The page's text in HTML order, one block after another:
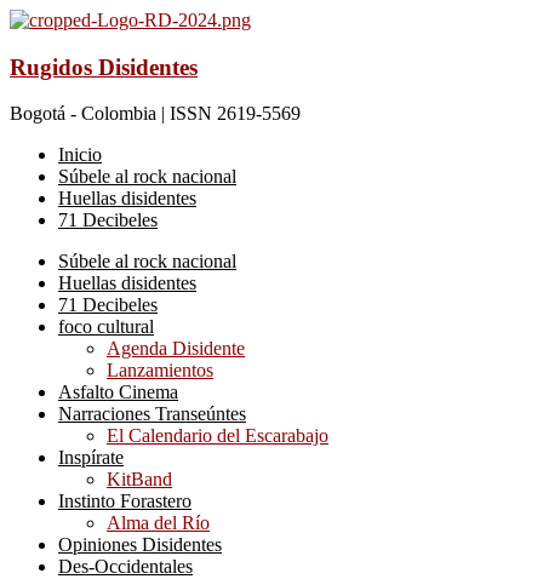
Rugidos Disidentes
Bogotá - Colombia | ISSN 2619-5569
Inicio
Súbele al rock nacional
Huellas disidentes
71 Decibeles
Súbele al rock nacional
Huellas disidentes
71 Decibeles
foco cultural
Agenda Disidente
Lanzamientos
Asfalto Cinema
Narraciones Transeúntes
El Calendario del Escarabajo
Inspírate
KitBand
Instinto Forastero
Alma del Río
Opiniones Disidentes
Des-Occidentales